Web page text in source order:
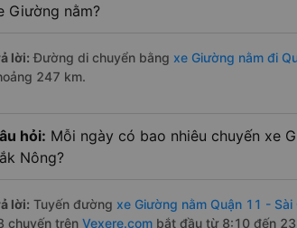
Giường nằm?
lời: Đường di chuyển bằng xe Giường nằm đi
247 km.
hỏi: Mỗi ngày có bao nhiêu chuyến xe
Nông?
lời: Tuyến đường xe Giường nằm Quận 11 -
chuyến trên Vexere.com bắt đầu từ 8:10 đến